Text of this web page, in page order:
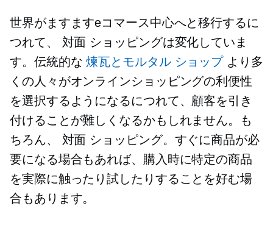
世界がますますeコマース中心へと移行するに
つれて、 対面 ショッピングは変化していま
す。伝統的な煉瓦とモルタルショップより多
くの人々がオンラインショッピングの利便性
を選択するようになるにつれて、顧客を引き
付けることが難しくなるかもしれません。も
ちろん、 対面 ショッピング。すぐに商品が必
要になる場合もあれば、購入時に特定の商品
を実際に触ったり試したりすることを好む場
合もあります。